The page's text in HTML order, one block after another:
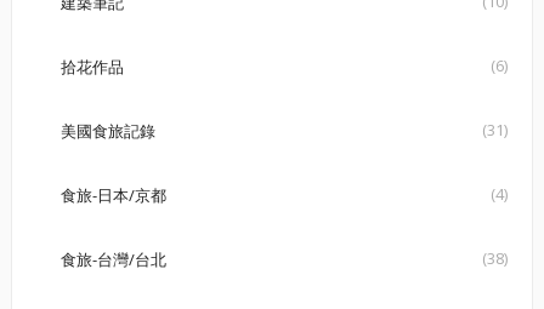
拾花作品 (6)
美國食旅記錄 (31)
食旅-日本/京都 (4)
食旅-台灣/台北 (38)